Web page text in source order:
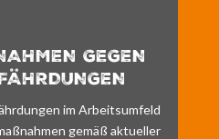
GEGEN M
im Arbeitsumfeld
gemäß aktueller